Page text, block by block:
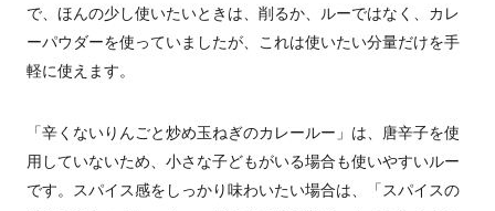
で、ほんの少し使いたいときは、削るか、ルーではなく、カレ
ーパウダーを使っていましたが、これは使いたい分量だけを手
軽に使えます。
「辛くないりんごと炒め玉ねぎのカレールー」は、唐辛子を使
用していないため、小さな子どもがいる場合も使いやすいルー
です。スパイス感をしっかり味わいたい場合は、「スパイスの